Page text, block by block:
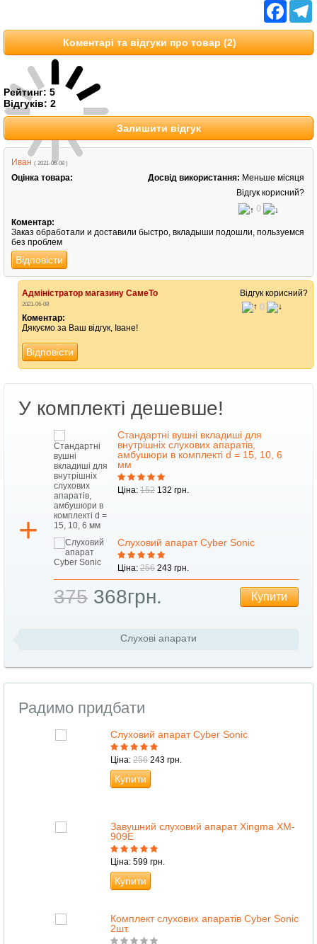
Коментарі та відгуки про товар (2)
Рейтинг: 5
Відгуків: 2
Залишити відгук
Иван ( 2021-06-08 )
Оцінка товара: Досвід використання: Меньше місяця
Відгук корисний?
0
Коментар:
Заказ обработали и доставили быстро, вкладыши подошли, пользуемся
без проблем
Відповісти
Адміністратор магазину СамеТо
2021-06-08
Відгук корисний?
0
Коментар:
Дякуємо за Ваш відгук, Іване!
Відповісти
У комплекті дешевше!
Стандартні вушні вкладиші для
внутрішніх слухових апаратів,
амбушюри в комплекті d = 15, 10, 6
мм
Ціна: 152 132 грн.
Слуховий апарат Cyber Sonic
Ціна: 256 243 грн.
375 368грн. Купити
Слухові апарати
Радимо придбати
Слуховий апарат Cyber Sonic
Ціна: 256 243 грн.
Купити
Завушний слуховий апарат Xingmа XM-
909E
Ціна: 599 грн.
Купити
Комплект слухових апаратів Cyber Sonic
2шт.